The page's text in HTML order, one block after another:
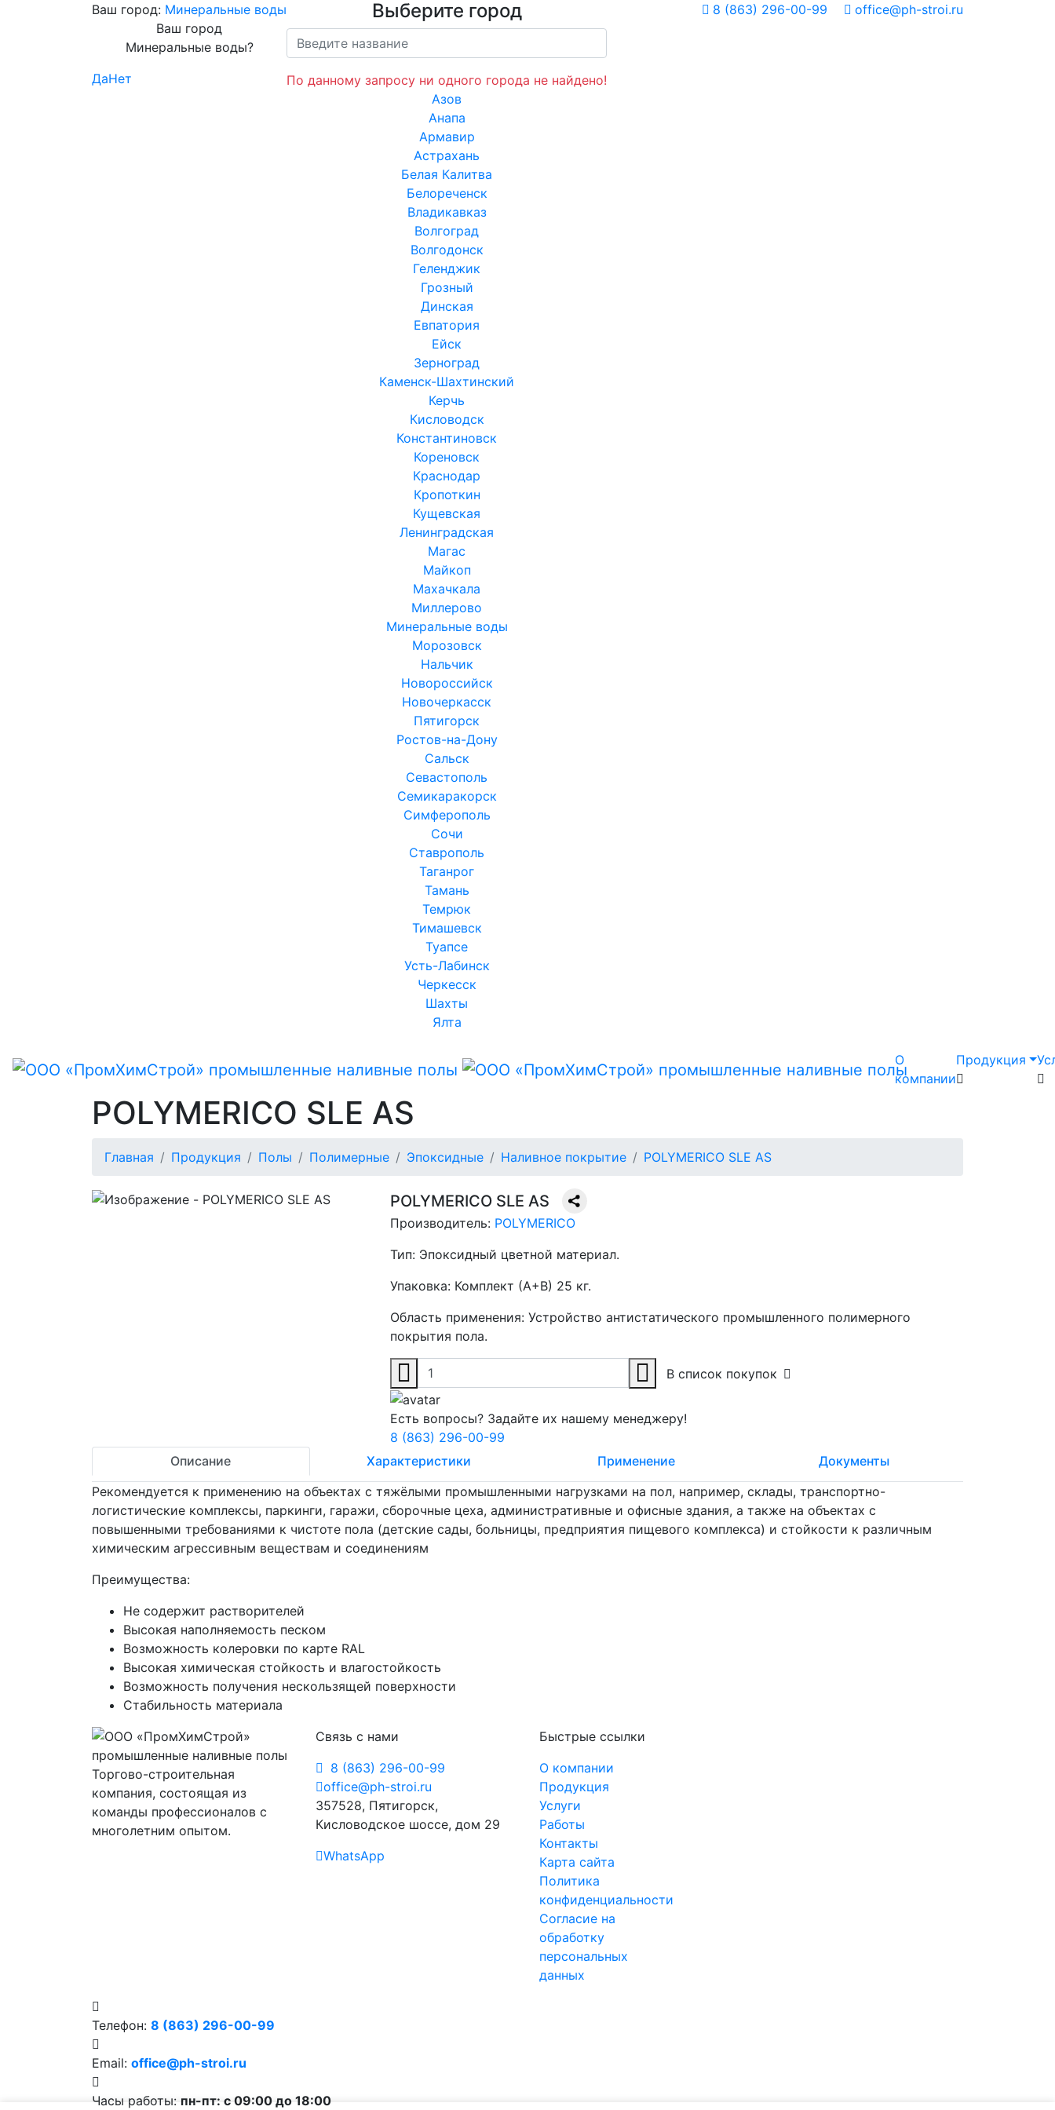
Ваш город: Минеральные воды
Ваш город
Минеральные воды?
ДаНет
Выберите город
По данному запросу ни одного города не найдено!
Азов
Анапа
Армавир
Астрахань
Белая Калитва
Белореченск
Владикавказ
Волгоград
Волгодонск
Геленджик
Грозный
Динская
Евпатория
Ейск
Зерноград
Каменск-Шахтинский
Керчь
Кисловодск
Константиновск
Кореновск
Краснодар
Кропоткин
Кущевская
Ленинградская
Магас
Майкоп
Махачкала
Миллерово
Минеральные воды
Морозовск
Нальчик
Новороссийск
Новочеркасск
Пятигорск
Ростов-на-Дону
Сальск
Севастополь
Семикаракорск
Симферополь
Сочи
Ставрополь
Таганрог
Тамань
Темрюк
Тимашевск
Туапсе
Усть-Лабинск
Черкесск
Шахты
Ялта
8 (863) 296-00-99 office@ph-stroi.ru
О
компании
Продукция
POLYMERICO SLE AS
Главная Продукция Полы Полимерные Эпоксидные Наливное покрытие POLYMERICO SLE AS
POLYMERICO SLE AS
Производитель: POLYMERICO
Тип: Эпоксидный цветной материал.
Упаковка: Комплект (А+В) 25 кг.
Область применения: Устройство антистатического промышленного полимерного
покрытия пола.
В список покупок
Есть вопросы? Задайте их нашему менеджеру!
8 (863) 296-00-99
Описание
Характеристики Применение
Документы
Рекомендуется к применению на объектах с тяжёлыми промышленными нагрузками на пол, например, склады, транспортно-
логистические комплексы, паркинги, гаражи, сборочные цеха, административные и офисные здания, а также на объектах с
повышенными требованиями к чистоте пола (детские сады, больницы, предприятия пищевого комплекса) и стойкости к различным
химическим агрессивным веществам и соединениям
Преимущества:
Не содержит растворителей
Высокая наполняемость песком
Возможность колеровки по карте RAL
Высокая химическая стойкость и влагостойкость
Возможность получения нескользящей поверхности
Стабильность материала
Торгово-строительная
компания, состоящая из
команды профессионалов с
многолетним опытом.
Связь с нами
8 (863) 296-00-99
office@ph-stroi.ru
357528, Пятигорск,
Кисловодское шоссе, дом 29
WhatsApp
Быстрые ссылки
О компании
Продукция
Услуги
Работы
Контакты
Карта сайта
Политика
конфиденциальности
Согласие на
обработку
персональных
данных
Телефон: 8 (863) 296-00-99
Email: office@ph-stroi.ru
Часы работы: пн-пт: c 09:00 до 18:00